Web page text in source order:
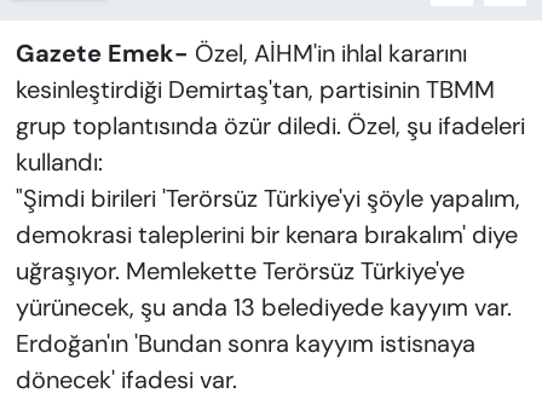
Gazete Emek- Özel, AİHM'in ihlal kararını
kesinleştirdiği Demirtaş'tan, partisinin TBMM
grup toplantısında özür diledi. Özel, şu ifadeleri
kullandı:
"Şimdi birileri 'Terörsüz Türkiye'yi şöyle yapalım,
demokrasi taleplerini bir kenara bırakalım' diye
uğraşıyor. Memlekette Terörsüz Türkiye'ye
yürünecek, şu anda 13 belediyede kayyım var.
Erdoğan'ın 'Bundan sonra kayyım istisnaya
dönecek' ifadesi var.
SİYASET
VAN VE DİYARBAKIR HABERLERİ